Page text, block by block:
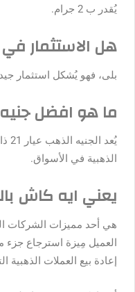
يُقدر ب 2 جرام.
هل الاستثمار
بلى، فهو يُشكل استثمار
ما هو افضل
الذهبية في الأسواق.
يعني ايه كاش
هي أحد مميزات الشركات
العميل مِيزة استرجاع جزء
إعادة بيع العملات